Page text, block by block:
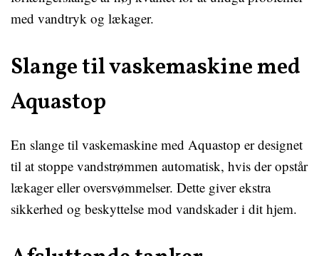
med vandtryk og lækager.
Slange til vaskemaskine med
Aquastop
En slange til vaskemaskine med Aquastop er designet
til at stoppe vandstrømmen automatisk, hvis der opstår
lækager eller oversvømmelser. Dette giver ekstra
sikkerhed og beskyttelse mod vandskader i dit hjem.